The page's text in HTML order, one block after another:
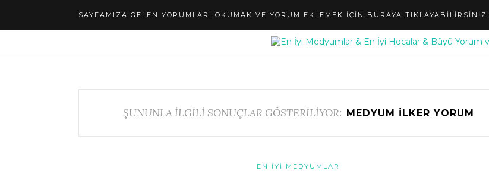
SAYFAMIZA GELEN YORUMLARI OKUMAK VE YORUM EKLEMEK IÇIN BURAYA TIKLAYABILIRSINIZ!
ŞUNUNLA İLGİLİ SONUÇLAR GÖSTERİLİYOR: MEDYUM ILKER YORUM
EN İYI MEDYUMLAR